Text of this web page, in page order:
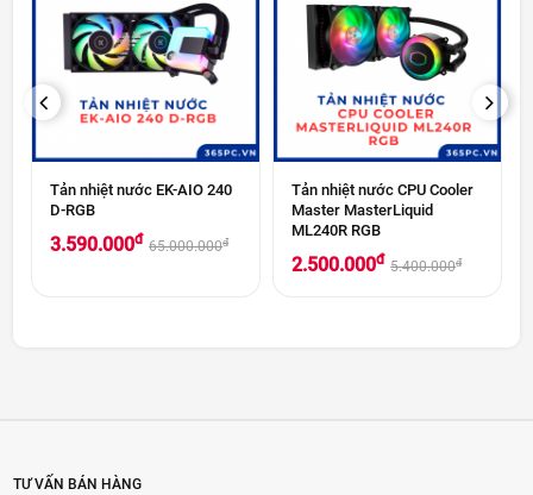
PREVIOUS
Tản nhiệt nước EK-AIO 240
D-RGB
3.590.000đ 65.000.000đ
Tản nhiệt nước CPU Cooler
Master MasterLiquid
ML240R RGB
2.500.000đ 5.400.000đ
NEXT
TƯ VẤN BÁN HÀNG